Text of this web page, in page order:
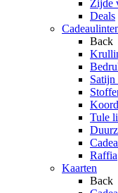
Zijde
Deals
Back
Tule
Raffia
Kaarten
Back